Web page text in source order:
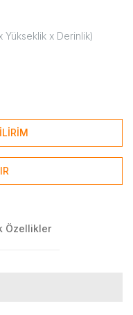
Yükseklik x Derinlik)
Özellikler